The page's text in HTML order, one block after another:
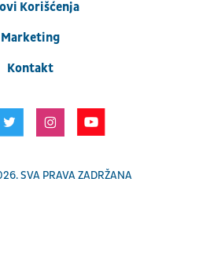
Korišćenja
Marketing
Kontakt
SVA PRAVA ZADRŽANA